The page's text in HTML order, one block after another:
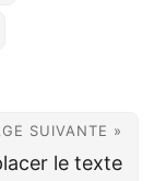
SUIVANTE »
le texte